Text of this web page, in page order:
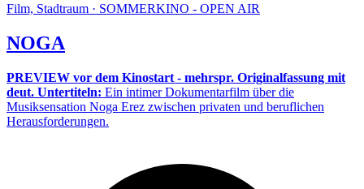
Film, Stadtraum · SOMMERKINO - OPEN AIR
NOGA
PREVIEW vor dem Kinostart - mehrspr. Originalfassung mit
deut. Untertiteln: Ein intimer Dokumentarfilm über die
Musiksensation Noga Erez zwischen privaten und beruflichen
Herausforderungen.